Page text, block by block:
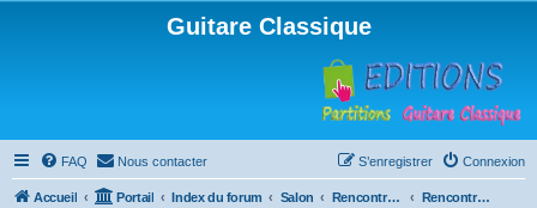
Guitare Classique
FAQ Nous contacter Connexion
S’enregistrer
Accueil Portail Index du forum Salon Rencontres musicales Rencontres Lausanne